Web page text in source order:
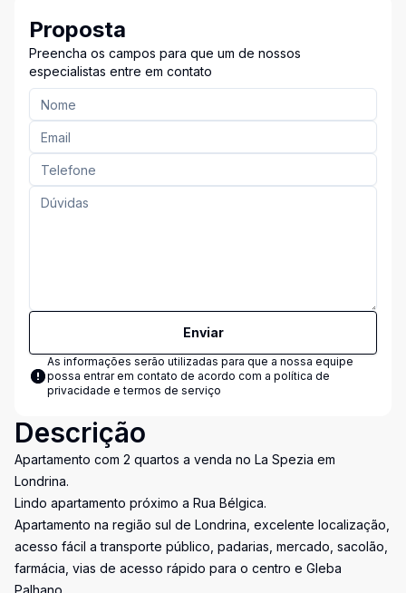
Proposta
Preencha os campos para que um de nossos
especialistas entre em contato
Enviar
As informações serão utilizadas para que a nossa equipe
possa entrar em contato de acordo com a política de
privacidade e termos de serviço
Descrição
Apartamento com 2 quartos a venda no La Spezia em
Londrina.
Lindo apartamento próximo a Rua Bélgica.
Apartamento na região sul de Londrina, excelente localização,
acesso fácil a transporte público, padarias, mercado, sacolão,
farmácia, vias de acesso rápido para o centro e Gleba
Palhano.